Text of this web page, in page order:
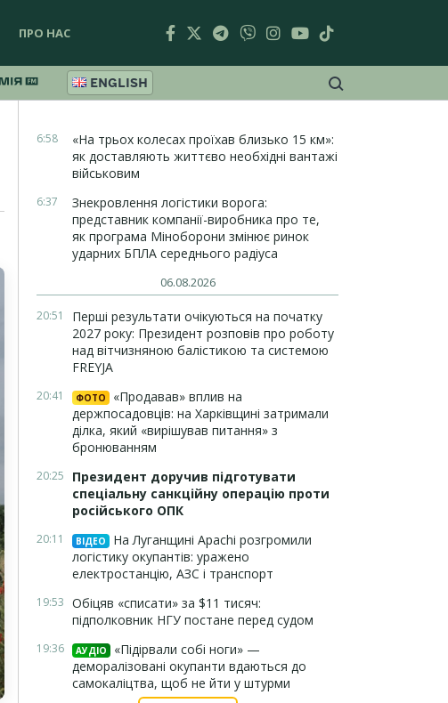
ПРО НАС
ENGLISH
6:58
«На трьох колесах проїхав близько 15 км»:
як доставляють життєво необхідні вантажі
військовим
6:37
Знекровлення логістики ворога:
представник компанії-виробника про те,
як програма Міноборони змінює ринок
ударних БПЛА середнього радіуса
06.08.2026
20:51
Перші результати очікуються на початку
2027 року: Президент розповів про роботу
над вітчизняною балістикою та системою
FREYJA
20:41 ФОТО
«Продавав» вплив на
держпосадовців: на Харківщині затримали
ділка, який «вирішував питання» з
бронюванням
20:25
Президент доручив підготувати
спеціальну санкційну операцію проти
російського ОПК
20:11 ВІДЕО
На Луганщині Apachi розгромили
логістику окупантів: уражено
електростанцію, АЗС і транспорт
19:53 Обіцяв «списати» за $11 тисяч:
підполковник НГУ постане перед судом
19:36 АУДІО
«Підірвали собі ноги» —
деморалізовані окупанти вдаються до
самокаліцтва, щоб не йти у штурми